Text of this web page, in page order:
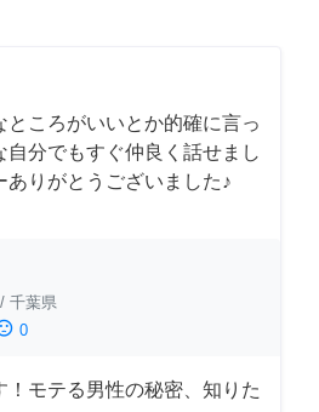
ところがいいとか的確に言っ
自分でもすぐ仲良く話せまし
ありがとうございました♪
/ 千葉県
0
！モテる男性の秘密、知りた